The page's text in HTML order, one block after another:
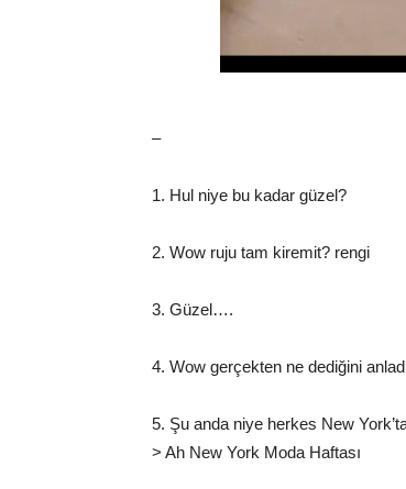
–
1. Hul niye bu kadar güzel?
2. Wow ruju tam kiremit? rengi
3. Güzel….
4. Wow gerçekten ne dediğini
5. Şu anda niye herkes New
> Ah New York Moda Haftası